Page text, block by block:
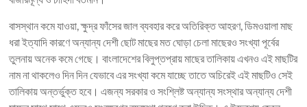
বাসস্থান কমে যাওয়া, ক্ষুদ্র ফাঁসের জাল ব্যবহার করে অতিরিক্ত আহরণ, ডিমওয়ালা মাছ
ধরা ইত্যাদি কারণে অন্যান্য দেশী ছোট মাছের মত ঘোড়া চেলা মাছেরও সংখ্যা পূর্বের
তুলনায় অনেক কমে গেছে। বাংলাদেশের বিলুপ্তপ্রায় মাছের তালিকায় এখনও এই মাছটির
নাম না থাকলেও দিন দিন যেভাবে এর সংখ্যা কমে যাচ্ছে তাতে অচিরেই এই মাছটিও সেই
তালিকায় অন্তর্ভুক্ত হবে। এজন্য সরকার ও সংশ্লিষ্ট অন্যান্য সংস্থার অন্যান্য দেশী